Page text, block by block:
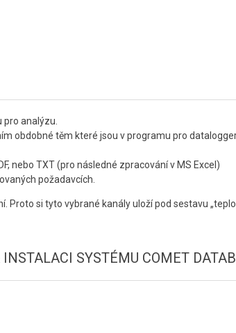
analýzu.
obdobné těm které jsou v programu pro
nebo TXT (pro následné zpracování v MS Excel)
požadavcích.
si tyto vybrané kanály uloží pod sestavu
SYSTÉMU COMET